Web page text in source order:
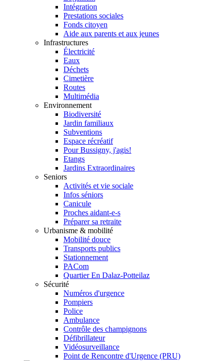
Intégration
Prestations sociales
Fonds citoyen
Aide aux parents et aux jeunes
Infrastructures
Électricité
Eaux
Déchets
Cimetière
Routes
Multimédia
Environnement
Biodiversité
Jardin familiaux
Subventions
Espace récréatif
Pour Bussigny, j'agis!
Etangs
Jardins Extraordinaires
Seniors
Activités et vie sociale
Infos séniors
Canicule
Proches aidant-e-s
Préparer sa retraite
Urbanisme & mobilité
Mobilité douce
Transports publics
Stationnement
PACom
Quartier En Dalaz-Potteilaz
Sécurité
Numéros d'urgence
Pompiers
Police
Ambulance
Contrôle des champignons
Défibrillateur
Vidéosurveillance
Point de Rencontre d'Urgence (PRU)